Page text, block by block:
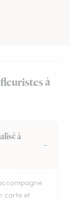
à
à
carte et